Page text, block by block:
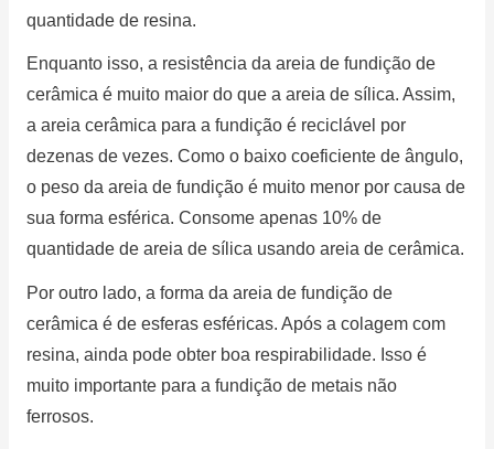
quantidade de resina.
Enquanto isso, a resistência da areia de fundição de
cerâmica é muito maior do que a areia de sílica. Assim,
a areia cerâmica para a fundição é reciclável por
dezenas de vezes. Como o baixo coeficiente de ângulo,
o peso da areia de fundição é muito menor por causa de
sua forma esférica. Consome apenas 10% de
quantidade de areia de sílica usando areia de cerâmica.
Por outro lado, a forma da areia de fundição de
cerâmica é de esferas esféricas. Após a colagem com
resina, ainda pode obter boa respirabilidade. Isso é
muito importante para a fundição de metais não
ferrosos.